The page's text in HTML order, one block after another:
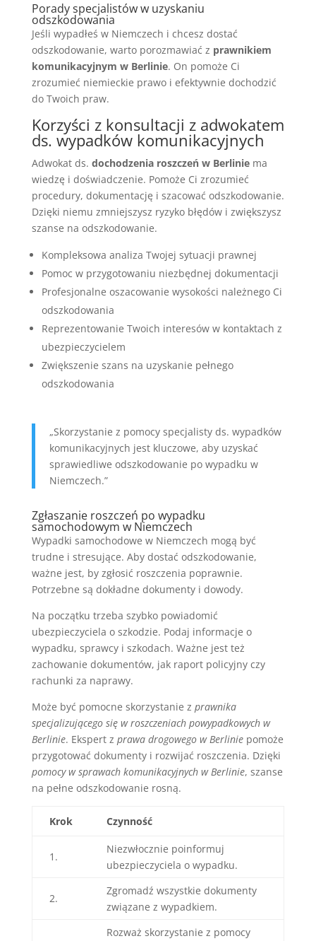
Porady specjalistów w uzyskaniu
odszkodowania
Jeśli wypadłeś w Niemczech i chcesz dostać
odszkodowanie, warto porozmawiać z prawnikiem
komunikacyjnym w Berlinie. On pomoże Ci
zrozumieć niemieckie prawo i efektywnie dochodzić
do Twoich praw.
Korzyści z konsultacji z adwokatem
ds. wypadków komunikacyjnych
Adwokat ds. dochodzenia roszczeń w Berliniema
wiedzę i doświadczenie. Pomoże Ci zrozumieć
procedury, dokumentację i szacować odszkodowanie.
Dzięki niemu zmniejszysz ryzyko błędów i zwiększysz
szanse na odszkodowanie.
Kompleksowa analiza Twojej sytuacji prawnej
Pomoc w przygotowaniu niezbędnej dokumentacji
Profesjonalne oszacowanie wysokości należnego Ci
odszkodowania
Reprezentowanie Twoich interesów w kontaktach z
ubezpieczycielem
Zwiększenie szans na uzyskanie pełnego
odszkodowania
„Skorzystanie z pomocy specjalisty ds. wypadków
komunikacyjnych jest kluczowe, aby uzyskać
sprawiedliwe odszkodowanie po wypadku w
Niemczech.”
Zgłaszanie roszczeń po wypadku
samochodowym w Niemczech
Wypadki samochodowe w Niemczech mogą być
trudne i stresujące. Aby dostać odszkodowanie,
ważne jest, by zgłosić roszczenia poprawnie.
Potrzebne są dokładne dokumenty i dowody.
Na początku trzeba szybko powiadomić
ubezpieczyciela o szkodzie. Podaj informacje o
wypadku, sprawcy i szkodach. Ważne jest też
zachowanie dokumentów, jak raport policyjny czy
rachunki za naprawy.
Może być pomocne skorzystanie z prawnika
specjalizującego się w roszczeniach powypadkowych w
Berlinie. Ekspert z prawa drogowego w Berliniepomoże
przygotować dokumenty i rozwijać roszczenia. Dzięki
pomocy w sprawach komunikacyjnych w Berlinie, szanse
na pełne odszkodowanie rosną.
Krok Czynność
1.
Niezwłocznie poinformuj
ubezpieczyciela o wypadku.
2.
Zgromadź wszystkie dokumenty
związane z wypadkiem.
Rozważ skorzystanie z pomocy